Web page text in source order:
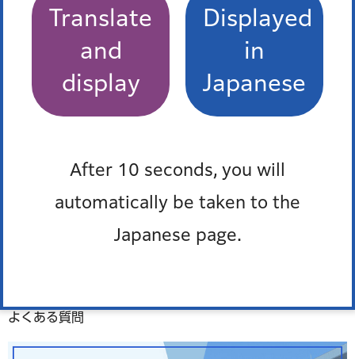
Translate
and
display
Displayed
in
Japanese
After 10 seconds, you will
automatically be taken to the
Japanese page.
防災ポータル
よくある質問